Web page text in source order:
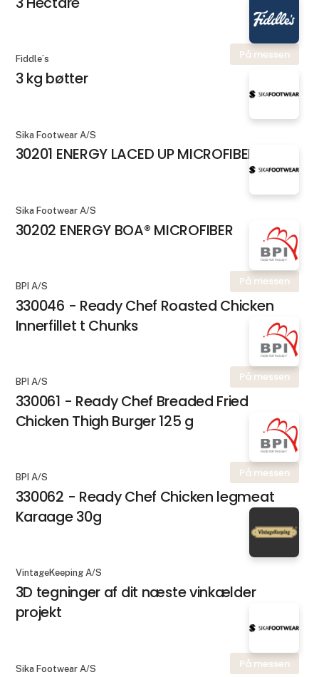
På messen
Fiddle´s
3 kg bøtter
Sika Footwear A/S
30201 ENERGY LACED UP MICROFIBER
Sika Footwear A/S
30202 ENERGY BOA® MICROFIBER
På messen
BPI A/S
330046 - Ready Chef Roasted Chicken
Innerfillet t Chunks
På messen
BPI A/S
330061 - Ready Chef Breaded Fried
Chicken Thigh Burger 125 g
På messen
BPI A/S
330062 - Ready Chef Chicken legmeat
Karaage 30g
VintageKeeping A/S
3D tegninger af dit næste vinkælder
projekt
På messen
Sika Footwear A/S